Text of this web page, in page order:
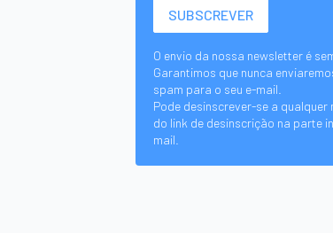
O envio da nossa newsletter é
Garantimos que nunca
spam para o seu e-mail.
Pode desinscrever-se a
do link de desinscrição na parte
mail.